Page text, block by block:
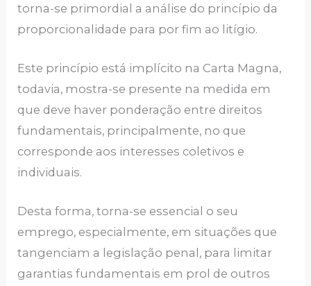
torna-se primordial a análise do princípio da
proporcionalidade para por fim ao litígio.
Este princípio está implícito na Carta Magna,
todavia, mostra-se presente na medida em
que deve haver ponderação entre direitos
fundamentais, principalmente, no que
corresponde aos interesses coletivos e
individuais.
Desta forma, torna-se essencial o seu
emprego, especialmente, em situações que
tangenciam a legislação penal, para limitar
garantias fundamentais em prol de outros